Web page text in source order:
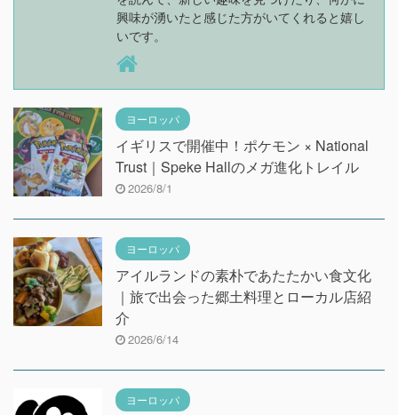
興味が湧いたと感じた方がいてくれると嬉し
いです。
ヨーロッパ
イギリスで開催中！ポケモン × National
Trust｜Speke Hallのメガ進化トレイル
2026/8/1
ヨーロッパ
アイルランドの素朴であたたかい食文化
｜旅で出会った郷土料理とローカル店紹
介
2026/6/14
ヨーロッパ